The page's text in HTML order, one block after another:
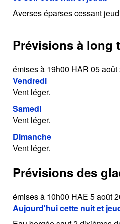
Averses éparses cessant
Prévisions à long
émises à 19h00 HAR 05 août
Vendredi
Vent léger.
Samedi
Vent léger.
Dimanche
Vent léger.
Prévisions des
émises à 10h00 HAE 5 août
Aujourd'hui cette nuit et